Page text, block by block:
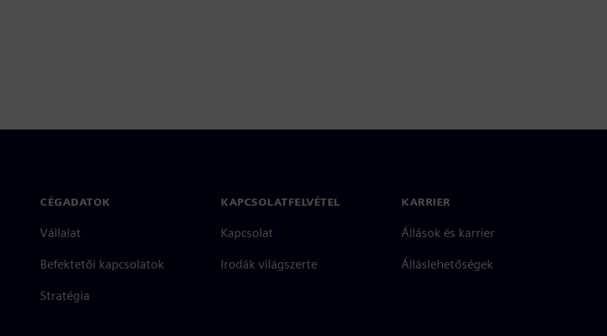
CÉGADATOK
Vállalat
Befektetői kapcsolatok
Stratégia
KAPCSOLATFELVÉTEL
Kapcsolat
Irodák világszerte
KARRIER
Állások és karrier
Álláslehetőségek